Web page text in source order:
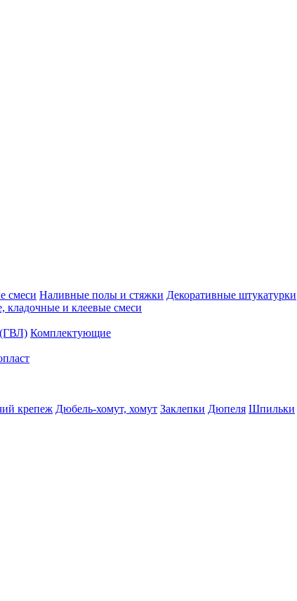
смеси Наливные полы и стяжки Декоративные штукатурки
и клеевые смеси
(ГВЛ) Комплектующие
крепеж Дюбель-хомут, хомут Заклепки Дюпеля Шпильки